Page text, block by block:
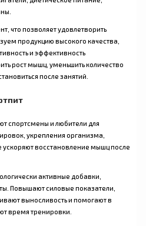
что позволяет удовлетворить
продукцию высокого качества,
и эффективность
рост мышц, уменьшить количество
после занятий.
спортсмены и любители для
укрепления организма,
восстановление мышц после
активные добавки,
Повышают силовые показатели,
выносливость и помогают в
время тренировки.